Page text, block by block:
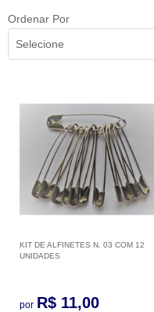
Ordenar Por
Selecione
KIT DE ALFINETES N. 03 COM 12
UNIDADES
por R$ 11,00